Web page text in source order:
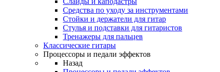
Средства по уходу за инструментами
Стойки и держатели для гитар
Стулья и подставки для гитаристов
Тренажеры для пальцев
Классические гитары
Процессоры и педали эффектов
Назад